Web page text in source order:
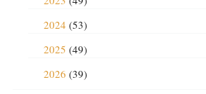
2024 (53)
2025 (49)
2026 (39)